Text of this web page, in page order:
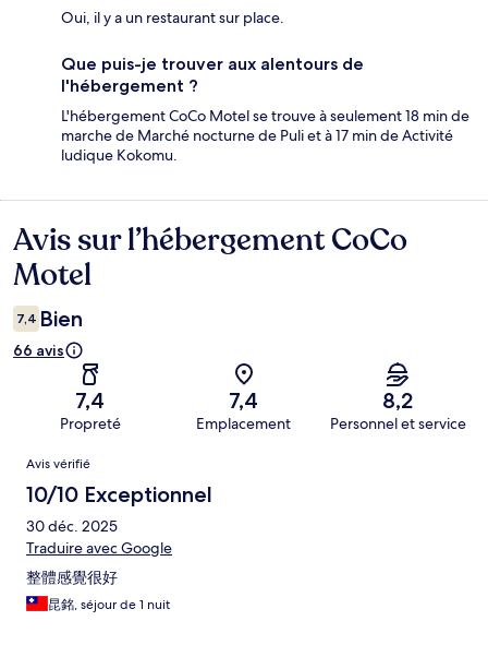
Oui, il y a un restaurant sur place.
Que puis-je trouver aux alentours de
l'hébergement ?
L'hébergement CoCo Motel se trouve à seulement 18 min de
marche de Marché nocturne de Puli et à 17 min de Activité
ludique Kokomu.
Avis
Avis sur l’hébergement CoCo
Motel
7,4 Bien
66 avis
7,4
Propreté
7,4
Emplacement
8,2
Personnel et service
Avis
Avis vérifié
10/10 Exceptionnel
30 déc. 2025
Traduire avec Google
整體感覺很好
昆銘, séjour de 1 nuit